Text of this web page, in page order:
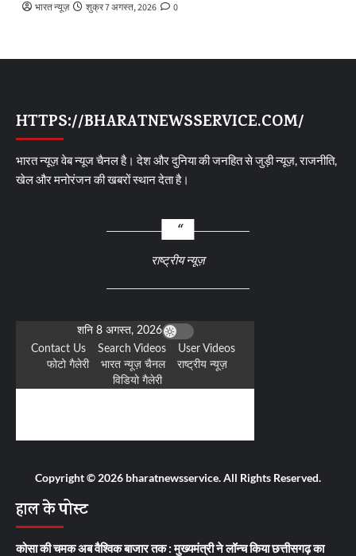
भारत न्यूज़ शुक्र 7 अगस्त, 2026 0
HTTPS://BHARATNEWSSERVICE.COM/
भारत न्यूज़ वेब न्यूज चैनल है। देश और दुनिया की जनहित से जुड़ी न्यूज़, राजनीति,
खेल और मनोरंजन की खबरों स्थान देता है।
राष्ट्रीय न्यूज़
Copyright © 2026 bharatnewsservice. All Rights Reserved.
हाल के पोस्ट
कोसा की चमक अब वैश्विक बाजार तक : मुख्यमंत्री ने लॉन्च किया छत्तीसगढ़ का